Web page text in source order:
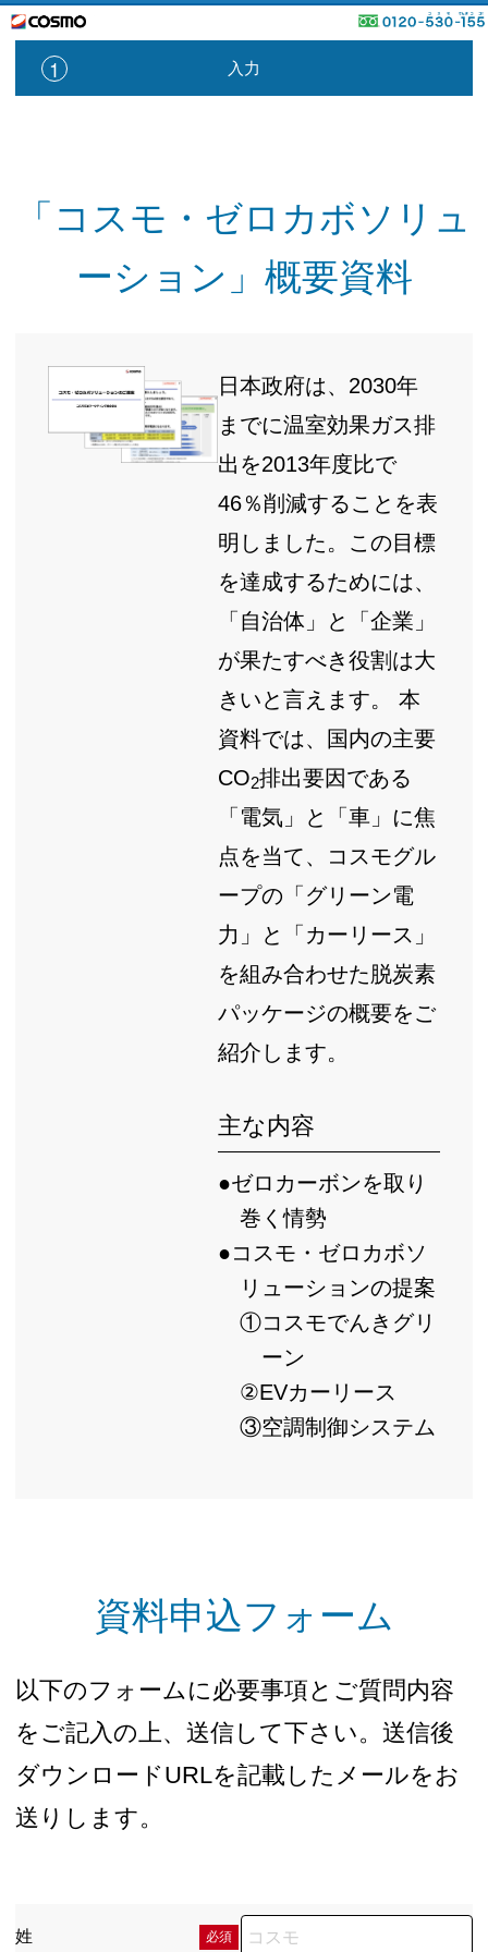
1 入力
「コスモ・ゼロカボソリュ
ーション」概要資料
日本政府は、2030年
までに温室効果ガス排
出を2013年度比で
46％削減することを表
明しました。この目標
を達成するためには、
「自治体」と「企業」
が果たすべき役割は大
きいと言えます。 本
資料では、国内の主要
CO2排出要因である
「電気」と「車」に焦
点を当て、コスモグル
ープの「グリーン電
力」と「カーリース」
を組み合わせた脱炭素
パッケージの概要をご
紹介します。
主な内容
●ゼロカーボンを取り
巻く情勢
●コスモ・ゼロカボソ
リューションの提案
①コスモでんきグリ
ーン
②EVカーリース
③空調制御システム
資料申込フォーム
以下のフォームに必要事項とご質問内容
をご記入の上、送信して下さい。送信後
ダウンロードURLを記載したメールをお
送りします。
姓 必須